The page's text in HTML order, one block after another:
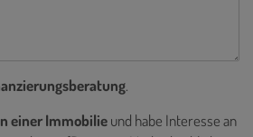
.
einer Immobilieund habe Interesse an